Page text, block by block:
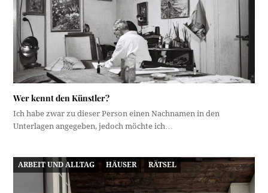
Wer kennt den Künstler?
Ich habe zwar zu dieser Person einen Nachnamen in den
Unterlagen angegeben, jedoch möchte ich…
ARBEIT UND ALLTAG HÄUSER RÄTSEL